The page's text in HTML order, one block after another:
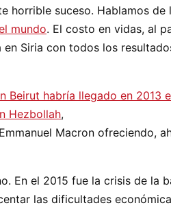
horrible suceso. Hablamos
mundo. El costo en vidas, al
Siria con todos los
Beirut habría llegado en 2013
Hezbollah,
Macron ofreciendo,
En el 2015 fue la crisis de la
las dificultades